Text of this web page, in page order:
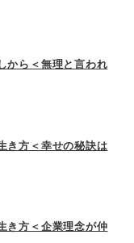
から＜無理と言われ
き方＜幸せの秘訣は
き方＜企業理念が仲